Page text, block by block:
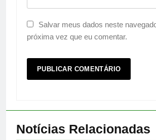
Salvar meus dados neste
próxima vez que eu comentar.
Notícias Relacionadas